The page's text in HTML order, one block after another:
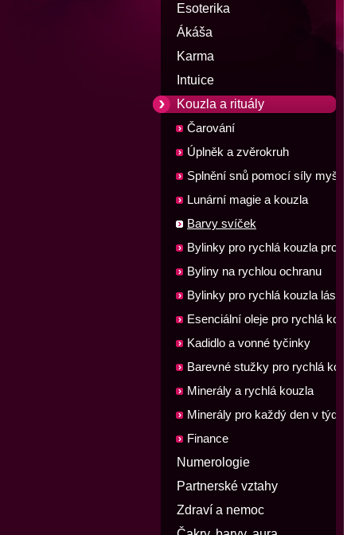
snů
Esoterika
Ákáša
Karma
Intuice
Kouzla a rituály
Čarování
Úplněk a zvěrokruh
Splnění snů pomocí síly
Lunární magie a kouzla
Barvy svíček
Bylinky pro rychlá kouzla pro
a peníze
Byliny na rychlou ochranu
Bylinky pro rychlá kouzla lásky
Esenciální oleje pro rychlá
Kadidlo a vonné tyčinky
Barevné stužky pro rychlá
Minerály a rychlá kouzla
Minerály pro každý den v týdnu
Finance
Numerologie
Partnerské vztahy
Zdraví a nemoc